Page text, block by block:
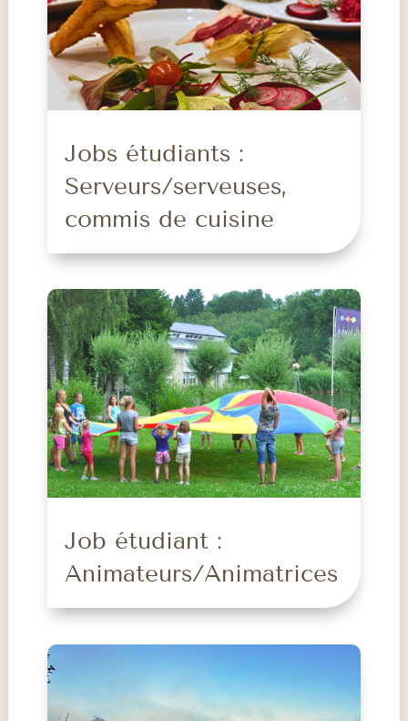
Jobs étudiants :
Serveurs/serveuses,
commis de cuisine
Job étudiant :
Animateurs/Animatrices